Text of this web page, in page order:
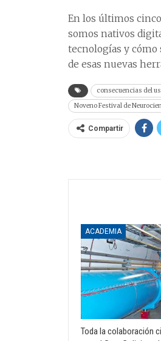
En los últimos
somos nativos
tecnologías y cómo
de esas nuevas
consecuencias del
Noveno Festival de
Compartir
ACADEMIA
Toda la colaboración